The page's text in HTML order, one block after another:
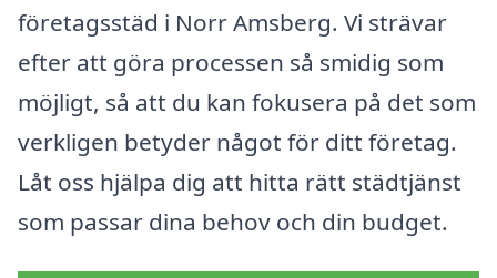
företagsstäd i Norr Amsberg. Vi strävar
efter att göra processen så smidig som
möjligt, så att du kan fokusera på det som
verkligen betyder något för ditt företag.
Låt oss hjälpa dig att hitta rätt städtjänst
som passar dina behov och din budget.